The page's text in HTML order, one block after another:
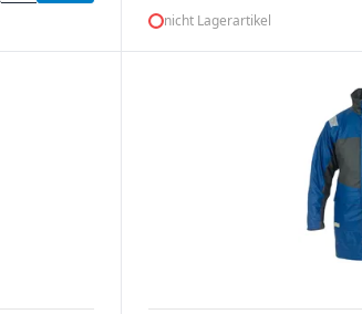
nicht Lagerartikel